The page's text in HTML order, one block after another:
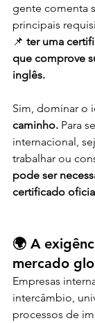
gente comenta
principais
📌 ter uma
que comprove
inglês.
Sim, dominar o
caminho. Para
internacional,
trabalhar ou
pode ser
certificado
🌍 A
mercado
Empresas
intercâmbio,
processos de